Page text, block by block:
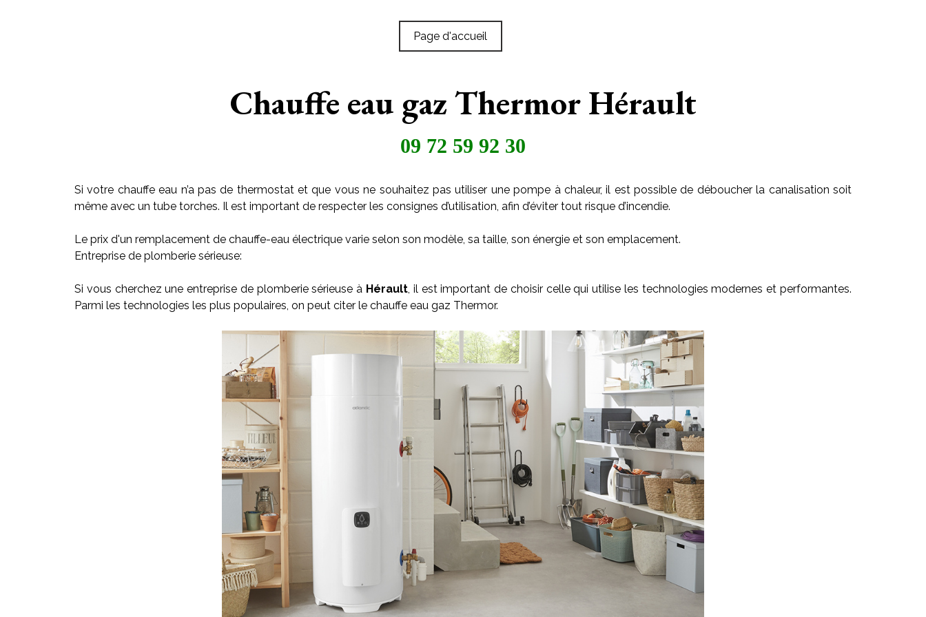
Page d'accueil
Chauffe eau gaz Thermor Hérault
09 72 59 92 30
Si votre chauffe eau n’a pas de thermostat et que vous ne souhaitez pas utiliser une pompe à chaleur, il est possible de déboucher la canalisation soit
même avec un tube torches. Il est important de respecter les consignes d’utilisation, afin d’éviter tout risque d’incendie.
Le prix d'un remplacement de chauffe-eau électrique varie selon son modèle, sa taille, son énergie et son emplacement.
Entreprise de plomberie sérieuse:
Si vous cherchez une entreprise de plomberie sérieuse à Hérault, il est important de choisir celle qui utilise les technologies modernes et performantes.
Parmi les technologies les plus populaires, on peut citer le chauffe eau gaz Thermor.